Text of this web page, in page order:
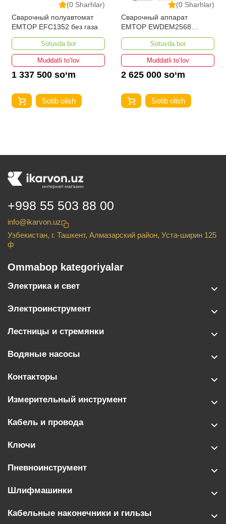
(0 Sharhlar)
Сварочный полуавтомат
EMTOP EFC1352 без газа
Sotuvda bor
Muddatli to‘lov
1 337 500 so‘m
Sotib olish
(0 Sharhlar)
Сварочный аппарат
EMTOP EWDEM2568
MMA/TIG Lift
Sotuvda bor
Muddatli to‘lov
2 625 000 so‘m
Sotib olish
+998 55 503 88 00
info@ikarvon.uz
Узбекистан, г. Ташкент, Алмазарский район, Уста-ширин 125
ф
Ommabop kategoriyalar
Электрика и свет
Электроинструмент
Лестницы и стремянки
Водяные насосы
Контакторы
Измерительный инструмент
Кабель и провода
Ключи
Пневноинструмент
Шлифмашинки
Кабельные наконечники и гильзы